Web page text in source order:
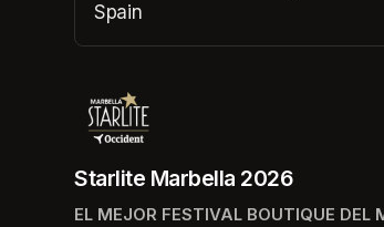
Spain
(opens in a new tab)
Starlite Marbella 2026
EL MEJOR FESTIVAL BOUTIQUE DEL